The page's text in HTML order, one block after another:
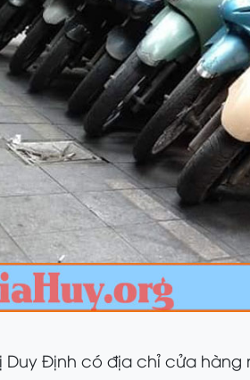
Duy Định có địa chỉ cửa hàng